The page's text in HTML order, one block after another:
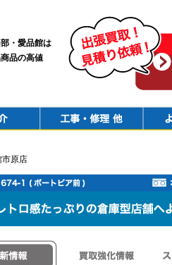
・愛品館は
品の高値
市原店